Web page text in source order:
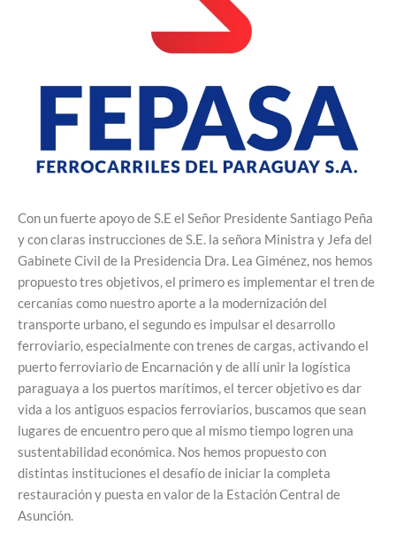
Con un fuerte apoyo de S.E el Señor Presidente Santiago Peña
y con claras instrucciones de S.E. la señora Ministra y Jefa del
Gabinete Civil de la Presidencia Dra. Lea Giménez, nos hemos
propuesto tres objetivos, el primero es implementar el tren de
cercanías como nuestro aporte a la modernización del
transporte urbano, el segundo es impulsar el desarrollo
ferroviario, especialmente con trenes de cargas, activando el
puerto ferroviario de Encarnación y de allí unir la logística
paraguaya a los puertos marítimos, el tercer objetivo es dar
vida a los antiguos espacios ferroviarios, buscamos que sean
lugares de encuentro pero que al mismo tiempo logren una
sustentabilidad económica. Nos hemos propuesto con
distintas instituciones el desafío de iniciar la completa
restauración y puesta en valor de la Estación Central de
Asunción.